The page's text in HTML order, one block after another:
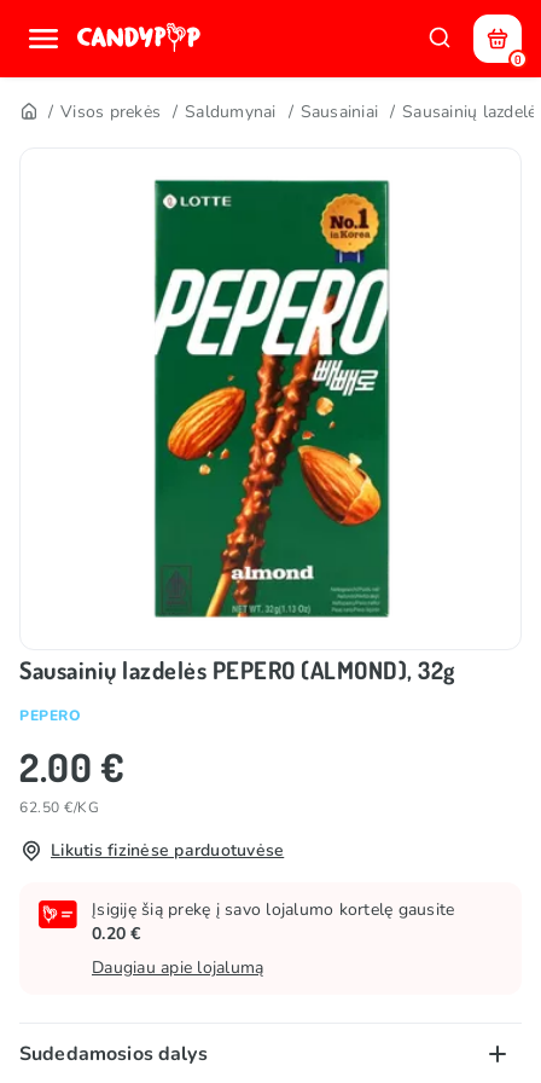
0
Visos prekės Saldumynai Sausainiai Sausainių
Sausainių lazdelės PEPERO (ALMOND), 32g
PEPERO
2.00 €
62.50 €/KG
Likutis fizinėse parduotuvėse
Įsigiję šią prekę į savo lojalumo kortelę gausite
0.20 €
Daugiau apie lojalumą
Sudedamosios dalys